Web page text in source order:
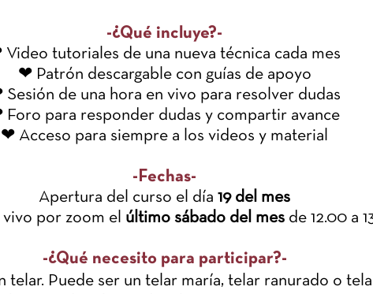
-¿Qué incluye?-
tutoriales de una nueva técnica cada mes
❤ Patrón descargable con guías de apoyo
Sesión de una hora en vivo para resolver dudas
Foro para responder dudas y compartir avance
❤ Acceso para siempre a los videos y material
-Fechas-
Apertura del curso el día 19 del mes
vivo por zoom el último sábado del mes de 12.00 a
-¿Qué necesito para participar?-
telar. Puede ser un telar maría, telar ranurado o